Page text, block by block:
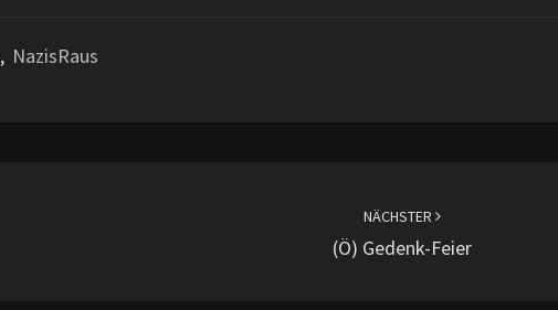
, NazisRaus
NÄCHSTER
(ö) Gedenk-Feier